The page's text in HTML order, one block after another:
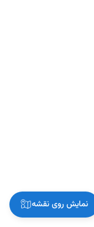
نمایش روی نقشه